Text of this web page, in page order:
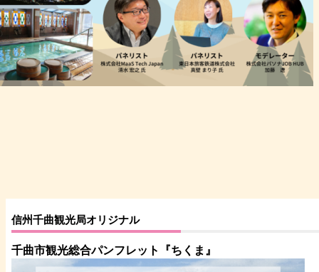
信州千曲観光局オリジナル
千曲市観光総合パンフレット 『ちくま 』